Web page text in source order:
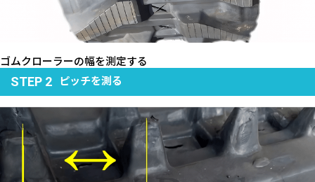
ゴムクローラーの幅を測定する
STEP 2 ピッチを測る